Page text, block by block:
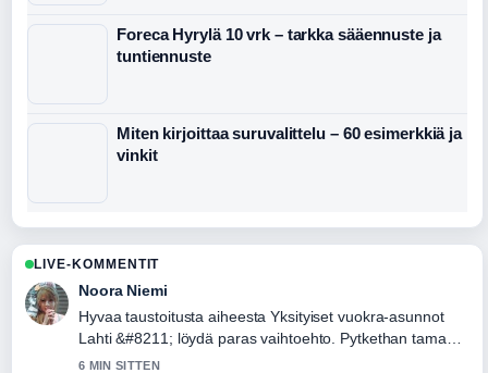
Foreca Hyrylä 10 vrk – tarkka sääennuste ja
tuntiennuste
Miten kirjoittaa suruvalittelu – 60 esimerkkiä ja
vinkit
LIVE-KOMMENTIT
Noora Niemi
Hyvaa taustoitusta aiheesta Yksityiset vuokra-asunnot
Lahti &#8211; löydä paras vaihtoehto. Pytkethan taman
livesaikeen ajan tasalla.
6 MIN SITTEN